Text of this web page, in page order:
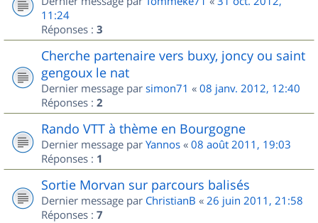
11:24
Réponses : 3
Cherche partenaire vers buxy, joncy ou saint
gengoux le nat
Dernier message par simon71 « 08 janv. 2012, 12:40
Réponses : 2
Rando VTT à thème en Bourgogne
Dernier message par Yannos « 08 août 2011, 19:03
Réponses : 1
Sortie Morvan sur parcours balisés
Dernier message par ChristianB « 26 juin 2011, 21:58
Réponses : 7